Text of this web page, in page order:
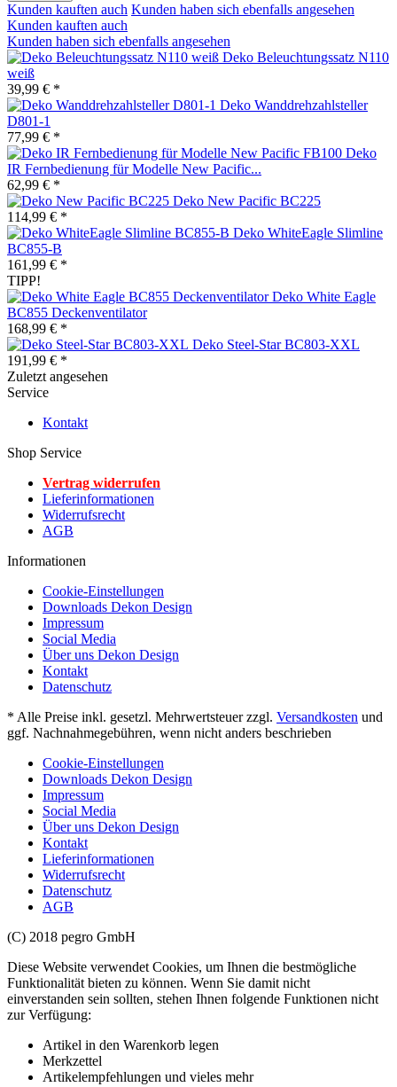
Kunden kauften auch Kunden haben sich ebenfalls angesehen
Kunden kauften auch
Kunden haben sich ebenfalls angesehen
Deko Beleuchtungssatz N110
weiß
39,99 € *
Deko Wanddrehzahlsteller
D801-1
77,99 € *
Deko
IR Fernbedienung für Modelle New Pacific...
62,99 € *
Deko New Pacific BC225
114,99 € *
Deko WhiteEagle Slimline
BC855-B
161,99 € *
TIPP!
Deko White Eagle
BC855 Deckenventilator
168,99 € *
Deko Steel-Star BC803-XXL
191,99 € *
Zuletzt angesehen
Service
Kontakt
Shop Service
Vertrag widerrufen
Lieferinformationen
Widerrufsrecht
AGB
Informationen
Cookie-Einstellungen
Downloads Dekon Design
Impressum
Social Media
Über uns Dekon Design
Kontakt
Datenschutz
* Alle Preise inkl. gesetzl. Mehrwertsteuer zzgl. Versandkosten und
ggf. Nachnahmegebühren, wenn nicht anders beschrieben
Cookie-Einstellungen
Downloads Dekon Design
Impressum
Social Media
Über uns Dekon Design
Kontakt
Lieferinformationen
Widerrufsrecht
Datenschutz
AGB
(C) 2018 pegro GmbH
Diese Website verwendet Cookies, um Ihnen die bestmögliche
Funktionalität bieten zu können. Wenn Sie damit nicht
einverstanden sein sollten, stehen Ihnen folgende Funktionen nicht
zur Verfügung:
Artikel in den Warenkorb legen
Merkzettel
Artikelempfehlungen und vieles mehr